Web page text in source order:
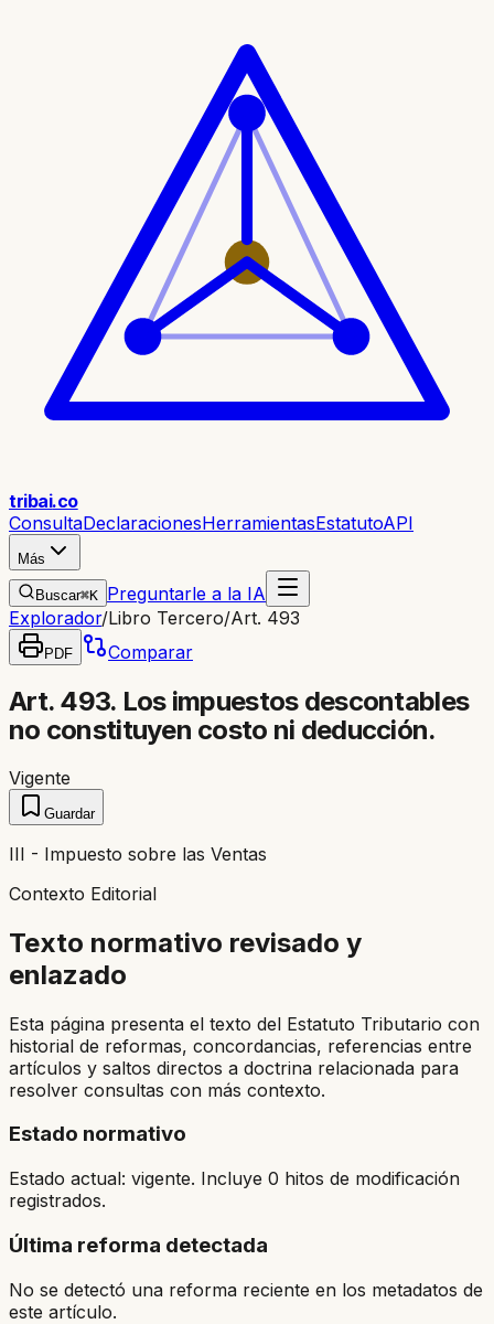
tribai.co
ConsultaDeclaracionesHerramientasEstatutoAPI
Más
Buscar⌘K Preguntarle a la IA
Explorador/Libro Tercero/Art. 493
PDF Comparar
Art. 493. Los impuestos descontables
no constituyen costo ni deducción.
Vigente
Guardar
III - Impuesto sobre las Ventas
Contexto Editorial
Texto normativo revisado y
enlazado
Esta página presenta el texto del Estatuto Tributario con
historial de reformas, concordancias, referencias entre
artículos y saltos directos a doctrina relacionada para
resolver consultas con más contexto.
Estado normativo
Estado actual: vigente. Incluye 0 hitos de modificación
registrados.
Última reforma detectada
No se detectó una reforma reciente en los metadatos de
este artículo.